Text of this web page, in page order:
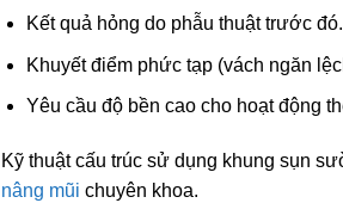
Kết quả hỏng do phẫu thuật trước đó.
Khuyết điểm phức tạp (vách ngăn
Yêu cầu độ bền cao cho hoạt động
Kỹ thuật cấu trúc sử dụng khung sụn
nâng mũi chuyên khoa.